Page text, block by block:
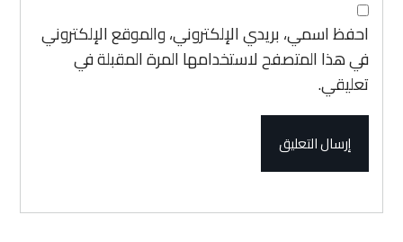
احفظ اسمي، بريدي الإلكتروني، والموقع الإلكتروني
في هذا المتصفح لاستخدامها المرة المقبلة في
تعليقي.
إرسال التعليق